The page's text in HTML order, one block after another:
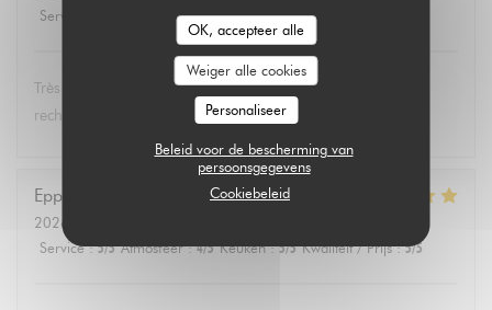
OK, accepteer alle
Weiger alle cookies
Personaliseer
Beleid voor de bescherming van
persoonsgegevens
Cookiebeleid
Service
Atmosfeer: 5/5 Keuken: 5/5 Kwaliteit / Prijs
Très bon et service très agréable. Même mon père (qui
rechigne un peu sur le vegan) a adoré les lasagnes !
Eppo
2026-08-01
Service: 5/5 Atmosfeer: 4/5 Keuken: 5/5 Kwaliteit / Prijs: 5/5